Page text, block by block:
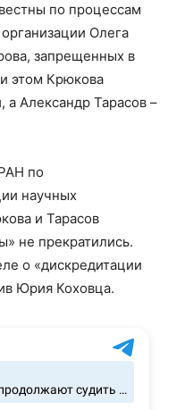
по процессам
Олега
запрещенных в
этом Крюкова
а Александр Тарасов –
по
научных
и Тарасов
не прекратились.
о «дискредитации
Юрия Коховца.